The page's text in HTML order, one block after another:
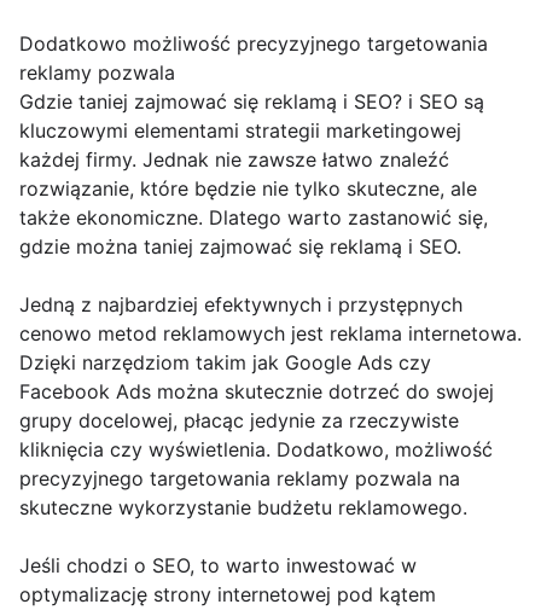
Dodatkowo możliwość precyzyjnego targetowania
reklamy pozwala
Gdzie taniej zajmować się reklamą i SEO? i SEO są
kluczowymi elementami strategii marketingowej
każdej firmy. Jednak nie zawsze łatwo znaleźć
rozwiązanie, które będzie nie tylko skuteczne, ale
także ekonomiczne. Dlatego warto zastanowić się,
gdzie można taniej zajmować się reklamą i SEO.
Jedną z najbardziej efektywnych i przystępnych
cenowo metod reklamowych jest reklama internetowa.
Dzięki narzędziom takim jak Google Ads czy
Facebook Ads można skutecznie dotrzeć do swojej
grupy docelowej, płacąc jedynie za rzeczywiste
kliknięcia czy wyświetlenia. Dodatkowo, możliwość
precyzyjnego targetowania reklamy pozwala na
skuteczne wykorzystanie budżetu reklamowego.
Jeśli chodzi o SEO, to warto inwestować w
optymalizację strony internetowej pod kątem